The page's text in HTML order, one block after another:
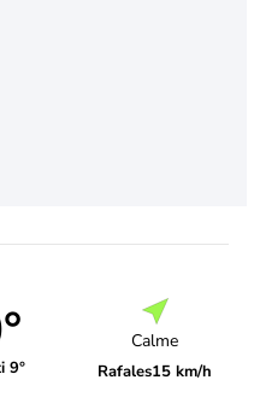
9°
Calme
Rafales15 km/h